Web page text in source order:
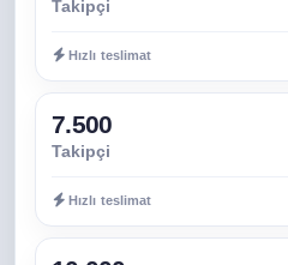
Takipçi
Hızlı teslimat
7.500
Takipçi
Hızlı teslimat